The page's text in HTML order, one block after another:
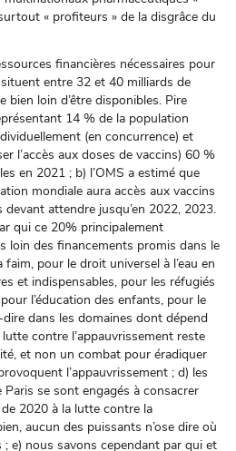
« profiteurs » de la disgrâce du
financières nécessaires pour
entre 32 et 40 milliards de
bien loin d’être disponibles. Pire
14 % de la population
(en concurrence) et
l’accès aux doses de vaccins) 60 %
en 2021 ; b) l’OMS a estimé que
mondiale aura accès aux vaccins
attendre jusqu’en 2022, 2023.
qui ce 20% principalement
loin des financements promis dans le
pour le droit universel à l’eau en
et indispensables, pour les réfugiés
l’éducation des enfants, pour le
dans les domaines dont dépend
lutte contre l’appauvrissement reste
et non un combat pour éradiquer
l’appauvrissement ; d) les
se sont engagés à consacrer
2020 à la lutte contre la
aucun des puissants n’ose dire où
e) nous savons cependant par qui et